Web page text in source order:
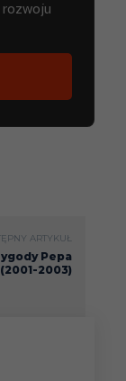
ARTYKUŁ
Pepa
2003)